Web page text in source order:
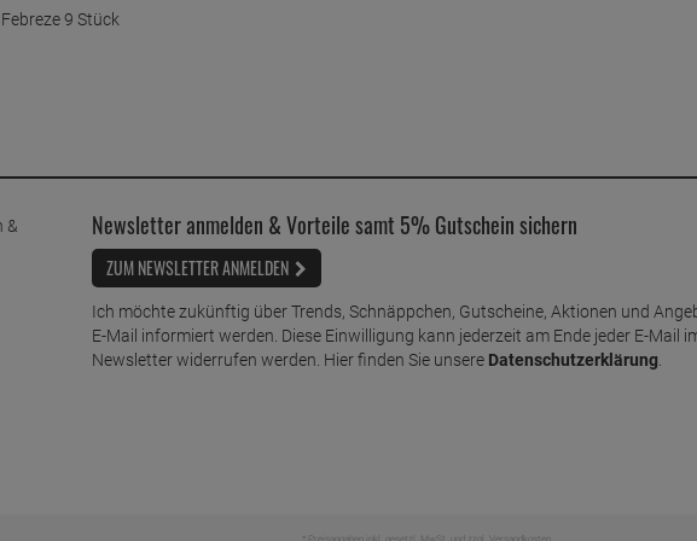
9 Stück
Newsletter anmelden & Vorteile samt 5% Gutschein sichern
ZUM NEWSLETTER ANMELDEN
Ich möchte zukünftig über Trends, Schnäppchen, Gutscheine, Aktionen und
E-Mail informiert werden. Diese Einwilligung kann jederzeit am Ende jeder E-Mail
Newsletter widerrufen werden. Hier finden Sie unsere Datenschutzerklärung.